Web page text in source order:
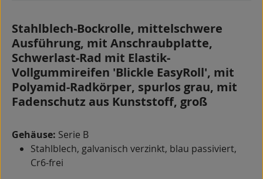
Stahlblech-Bockrolle, mittelschwere
Ausführung, mit Anschraubplatte,
Schwerlast-Rad mit Elastik-
Vollgummireifen 'Blickle EasyRoll', mit
Polyamid-Radkörper, spurlos grau, mit
Fadenschutz aus Kunststoff, groß
Gehäuse: Serie B
Stahlblech, galvanisch verzinkt, blau passiviert,
Cr6-frei